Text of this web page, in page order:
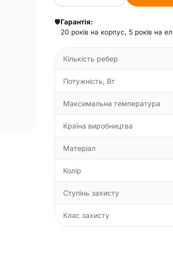
🛡️Гарантія:
20 років на корпус, 5 років на
Кількість ребер
Потужність, Вт
Максимальна температура
Країна виробництва
Матеріал
Колір
Ступінь захисту
Клас захисту